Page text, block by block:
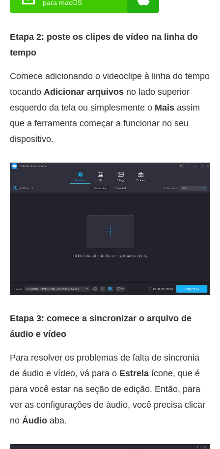
para macOS
Etapa 2: poste os clipes de vídeo na linha do
tempo
Comece adicionando o videoclipe à linha do tempo
tocando Adicionar arquivos no lado superior
esquerdo da tela ou simplesmente o Mais assim
que a ferramenta começar a funcionar no seu
dispositivo.
Etapa 3: comece a sincronizar o arquivo de
áudio e vídeo
Para resolver os problemas de falta de sincronia
de áudio e vídeo, vá para o Estrela ícone, que é
para você estar na seção de edição. Então, para
ver as configurações de áudio, você precisa clicar
no Áudio aba.